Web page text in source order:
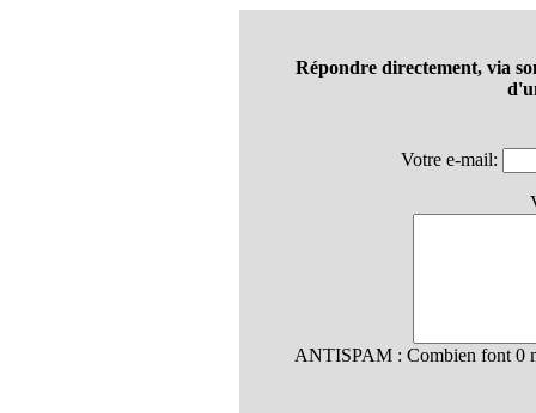
Répondre directement, via
Votre e-mail:
ANTISPAM : Combien font 0